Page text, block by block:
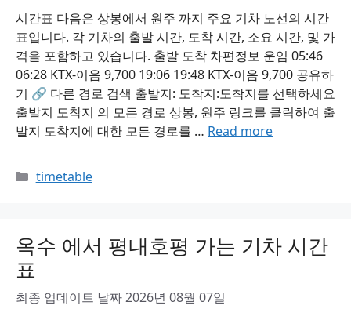
시간표 다음은 상봉에서 원주 까지 주요 기차 노선의 시간
표입니다. 각 기차의 출발 시간, 도착 시간, 소요 시간, 및 가
격을 포함하고 있습니다. 출발 도착 차편정보 운임 05:46
06:28 KTX-이음 9,700 19:06 19:48 KTX-이음 9,700 공유하
기 🔗 다른 경로 검색 출발지: 도착지:도착지를 선택하세요
출발지 도착지 의 모든 경로 상봉, 원주 링크를 클릭하여 출
발지 도착지에 대한 모든 경로를 … Read more
Categories
timetable
옥수 에서 평내호평 가는 기차 시간
표
최종 업데이트 날짜 2026년 08월 07일